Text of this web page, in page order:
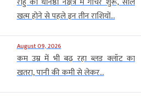
खत्म होने से पहले इन तीन राशियों...
August 09, 2026
कम उम्र में भी बढ़ रहा ब्लड क्लॉट का
खतरा, पानी की कमी से लेकर...